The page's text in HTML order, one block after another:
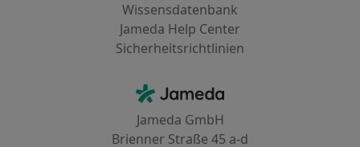
Wissensdatenbank
Jameda Help Center
Sicherheitsrichtlinien
Jameda - Startseite
Jameda GmbH
Brienner Straße 45 a-d